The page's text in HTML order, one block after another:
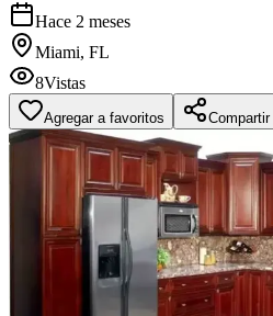
Hace 2 meses
Miami, FL
8Vistas
Agregar a favoritos Compartir